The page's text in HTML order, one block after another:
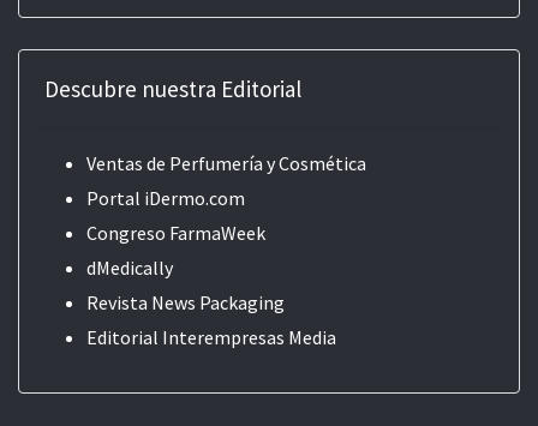
Descubre nuestra Editorial
Ventas de Perfumería y Cosmética
Portal iDermo.com
Congreso FarmaWeek
dMedically
Revista News Packaging
Editorial Interempresas Media